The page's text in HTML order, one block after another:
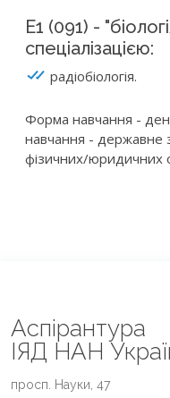
E1 (091) -
спеціалізацією:
радіобіологія.
Форма навчання -
навчання - державне
фізичних/юридичних
Аспірантура
ІЯД НАН
просп. Науки, 47